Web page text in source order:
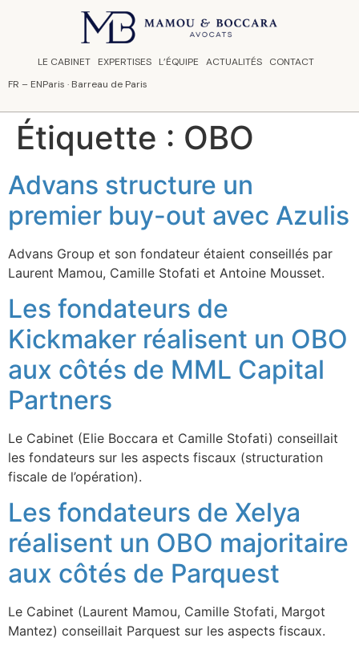
LE CABINET EXPERTISES L’ÉQUIPE ACTUALITÉS
CONTACT
FR – ENParis · Barreau de Paris
Étiquette : OBO
Advans structure un
premier buy-out avec Azulis
Advans Group et son fondateur étaient conseillés par
Laurent Mamou, Camille Stofati et Antoine Mousset.
Les fondateurs de
Kickmaker réalisent un OBO
aux côtés de MML Capital
Partners
Le Cabinet (Elie Boccara et Camille Stofati) conseillait
les fondateurs sur les aspects fiscaux (structuration
fiscale de l’opération).
Les fondateurs de Xelya
réalisent un OBO majoritaire
aux côtés de Parquest
Le Cabinet (Laurent Mamou, Camille Stofati, Margot
Mantez) conseillait Parquest sur les aspects fiscaux.
Panneau de gestion des cookies